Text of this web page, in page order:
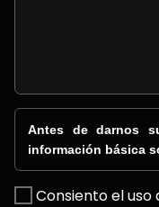
Antes de darnos
información básica
Consiento el